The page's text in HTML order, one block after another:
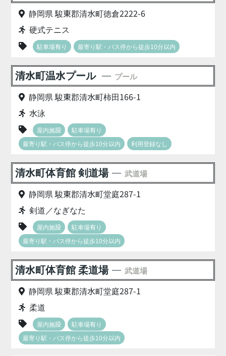
静岡県 駿東郡清水町徳倉2222-6
硬式テニス
駐車場有り 最寄り駅・バス停から徒歩10分以内
清水町温水プール プール
静岡県 駿東郡清水町柿田166-1
水泳
屋内施設
駐車場有り
最寄り駅・バス停から徒歩10分以内
利用登録なし
清水町体育館 剣道場 武道場
静岡県 駿東郡清水町堂庭287-1
剣道／なぎなた
屋内施設
駐車場有り
最寄り駅・バス停から徒歩10分以内
清水町体育館 柔道場 武道場
静岡県 駿東郡清水町堂庭287-1
柔道
屋内施設
駐車場有り
最寄り駅・バス停から徒歩10分以内